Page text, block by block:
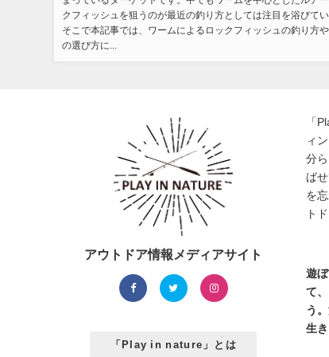
クフィッシュを狙うのが最近の釣り方としては注目を浴びてい
そこで本記事では、ワームによるロックフィッシュの釣り方
の選び方に...
アウトドア情報メディアサイト
「Play in nature」とは
「
ィ
分
ば
を
ト
遊
て
う
生